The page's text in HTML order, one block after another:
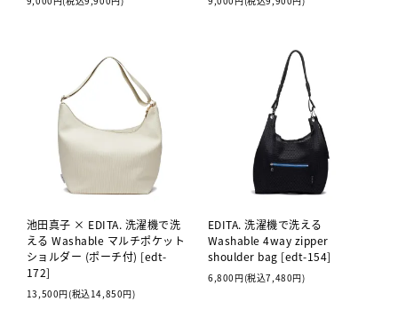
池田真子 × EDITA. 洗濯機で洗
える Washable マルチポケット
ショルダー (ポーチ付) [edt-
172]
13,500円(税込14,850円)
EDITA. 洗濯機で洗える
Washable 4way zipper
shoulder bag [edt-154]
6,800円(税込7,480円)